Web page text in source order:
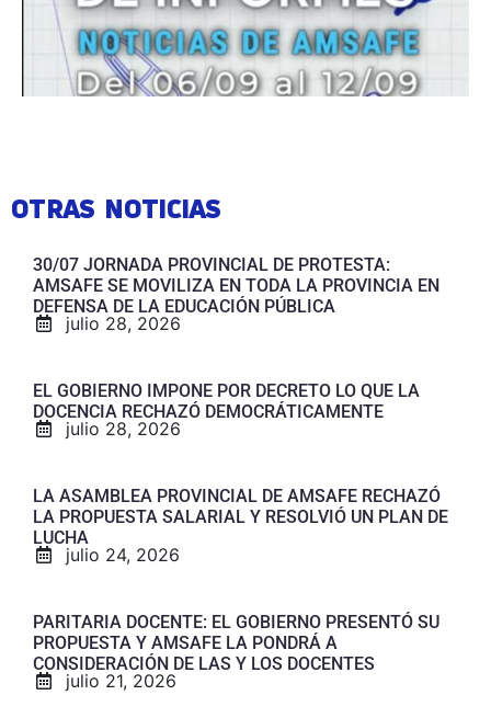
OTRAS NOTICIAS
30/07 JORNADA PROVINCIAL DE PROTESTA:
AMSAFE SE MOVILIZA EN TODA LA PROVINCIA EN
DEFENSA DE LA EDUCACIÓN PÚBLICA
julio 28, 2026
EL GOBIERNO IMPONE POR DECRETO LO QUE LA
DOCENCIA RECHAZÓ DEMOCRÁTICAMENTE
julio 28, 2026
LA ASAMBLEA PROVINCIAL DE AMSAFE RECHAZÓ
LA PROPUESTA SALARIAL Y RESOLVIÓ UN PLAN DE
LUCHA
julio 24, 2026
PARITARIA DOCENTE: EL GOBIERNO PRESENTÓ SU
PROPUESTA Y AMSAFE LA PONDRÁ A
CONSIDERACIÓN DE LAS Y LOS DOCENTES
julio 21, 2026